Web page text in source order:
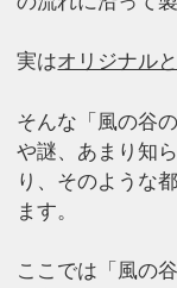
実はオリジナル
そんな「風の谷
や謎、あまり知
り、そのような
ます。
ここでは「風の